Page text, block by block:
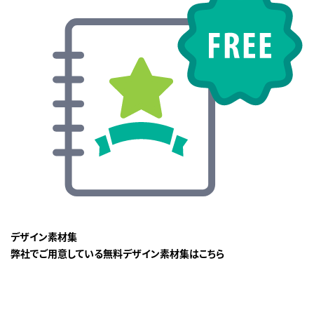
デザイン素材集
弊社でご用意している無料デザイン素材集はこちら